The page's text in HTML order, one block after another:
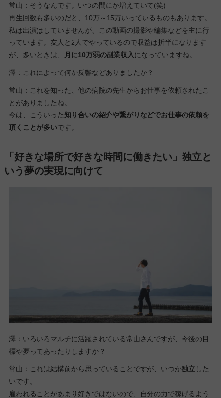
常山：そうなんです。いつの間にか増えていて(笑)
再生回数も多いのだと、10万～15万いっているものもあります。
私は出演はしていませんが、この動画の撮影や編集などを主に行
っています。友人と2人でやっているので収益は折半になります
が、多いときは、
月に10万弱の副業収入になっていますね。
澤：これによって何か反響などありましたか？
常山：これを知った、他の病院の先生からお仕事を依頼されたこ
とがありましたね。
今は、こういった知り合いの紹介や繋がりなどでお仕事の依頼を
頂くことが多いです。
「好きな場所で好きな時間に働きたい」独立と
いう夢の実現に向けて
澤：いろいろマルチに活躍されている常山さんですが、今後の目
標や夢ってあったりしますか？
常山：これは結構前から思っていることですが、いつか独立 した
いです。
雇われることがあまり好きではないので、自分の力で稼げるよう